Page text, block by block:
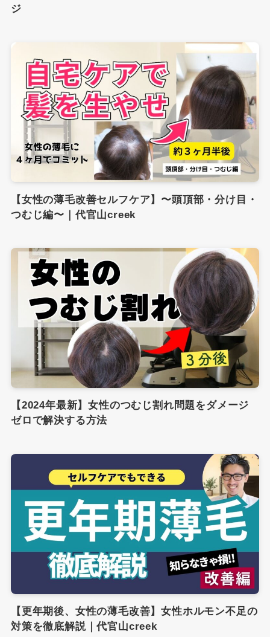
ジ
【女性の薄毛改善セルフケア】〜頭頂部・分け目・
つむじ編〜｜代官山creek
【2024年最新】女性のつむじ割れ問題をダメージ
ゼロで解決する方法
【更年期後、女性の薄毛改善】女性ホルモン不足の
対策を徹底解説｜代官山creek